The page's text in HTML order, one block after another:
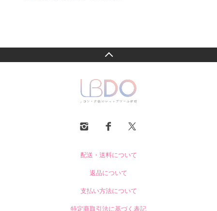
配送・送料について
返品について
支払い方法について
特定商取引法に基づく表記